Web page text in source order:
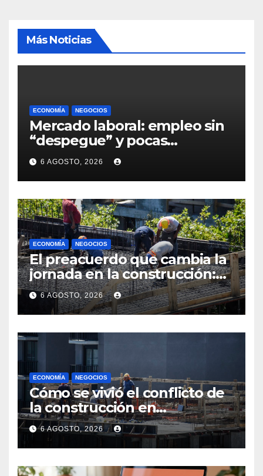
Más Noticias
ECONOMÍA NEGOCIOS
Mercado laboral: empleo sin
“despegue” y pocas
expectativas empresariales
sobre aumento de personal
6 AGOSTO, 2026
ECONOMÍA NEGOCIOS
El preacuerdo que cambia la
jornada en la construcción:
menos horas, subas reales y
convenio hasta 2031
6 AGOSTO, 2026
ECONOMÍA NEGOCIOS
Cómo se vivió el conflicto de
la construcción en
Maldonado, un
departamento donde el
sector tiene sus
particularidades
6 AGOSTO, 2026